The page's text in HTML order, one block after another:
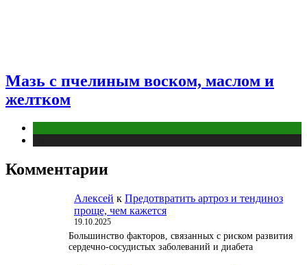
Мазь с пчелиным воском, маслом и
желтком
Комментарии
Алексей к Предотвратить артроз и тендиноз
проще, чем кажется
19.10.2025
Большинство факторов, связанных с риском развития
сердечно-сосудистых заболеваний и диабета